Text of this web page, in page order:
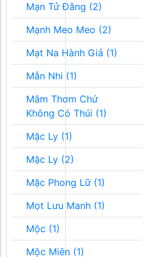
Mạn Tử Đằng (2)
Mạnh Meo Meo (2)
Mạt Na Hành Giả (1)
Mẫn Nhi (1)
Mắm Thơm Chứ
Không Có Thúi (1)
Mặc Ly (1)
Mặc Ly (2)
Mặc Phong Lữ (1)
Mọt Lưu Manh (1)
Mộc (1)
Mộc Miên (1)